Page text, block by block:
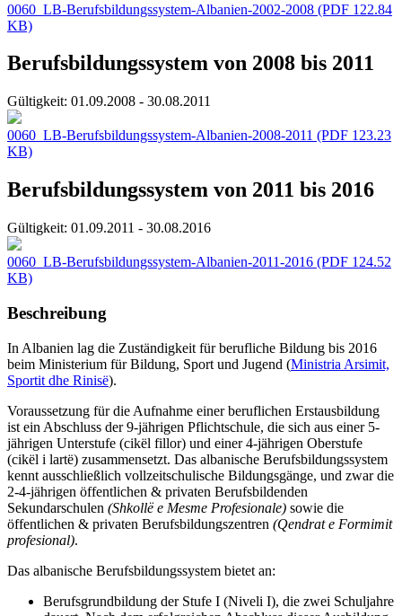
0060_LB-Berufsbildungssystem-Albanien-2002-2008 (PDF 122.84
KB)
Berufsbildungssystem von 2008 bis 2011
Gültigkeit: 01.09.2008 - 30.08.2011
0060_LB-Berufsbildungssystem-Albanien-2008-2011 (PDF 123.23
KB)
Berufsbildungssystem von 2011 bis 2016
Gültigkeit: 01.09.2011 - 30.08.2016
0060_LB-Berufsbildungssystem-Albanien-2011-2016 (PDF 124.52
KB)
Beschreibung
In Albanien lag die Zuständigkeit für berufliche Bildung bis 2016
beim Ministerium für Bildung, Sport und Jugend (Ministria Arsimit,
Sportit dhe Rinisë).
Voraussetzung für die Aufnahme einer beruflichen Erstausbildung
ist ein Abschluss der 9-jährigen Pflichtschule, die sich aus einer 5-
jährigen Unterstufe (cikël fillor) und einer 4-jährigen Oberstufe
(cikël i lartë) zusammensetzt. Das albanische Berufsbildungssystem
kennt ausschließlich vollzeitschulische Bildungsgänge, und zwar die
2-4-jährigen öffentlichen & privaten Berufsbildenden
Sekundarschulen (Shkollë e Mesme Profesionale) sowie die
öffentlichen & privaten Berufsbildungszentren (Qendrat e Formimit
profesional).
Das albanische Berufsbildungssystem bietet an:
Berufsgrundbildung der Stufe I (Niveli I), die zwei Schuljahre